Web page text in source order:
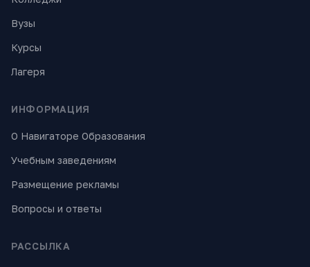
Вузы
Курсы
Лагеря
ИНФОРМАЦИЯ
О Навигаторе Образования
Учебным заведениям
Размещение рекламы
Вопросы и ответы
РАССЫЛКА